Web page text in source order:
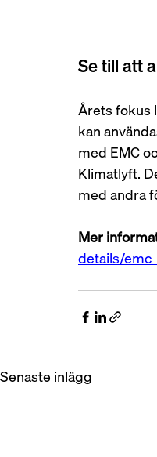
Se till att
Årets fokus
kan
med EMC
Klimatlyft.
med andra
Mer
details/
Senaste inlägg